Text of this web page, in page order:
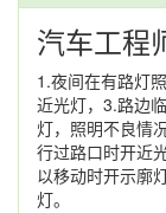
汽车工程
1.夜间在有路灯
近光灯，3.路边
灯，照明不良情
行过路口时开近
以移动时开示廓
灯。